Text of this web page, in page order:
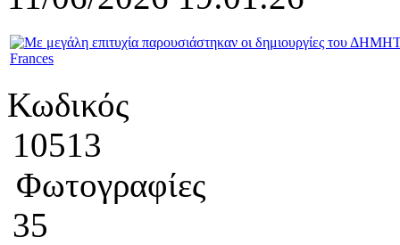
Κωδικός
10513
Φωτογραφίες
35